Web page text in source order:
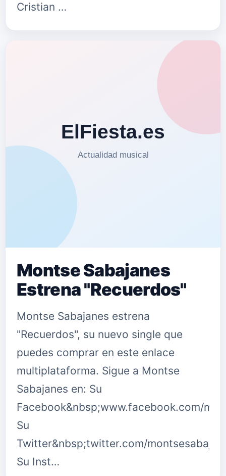
Cristian …
Montse Sabajanes
Estrena "Recuerdos"
Montse Sabajanes estrena
"Recuerdos", su nuevo single que
puedes comprar en este enlace
multiplataforma. Sigue a Montse
Sabajanes en: Su
Facebook&nbsp;www.facebook.com/
Su
Twitter&nbsp;twitter.com/
Su Inst…